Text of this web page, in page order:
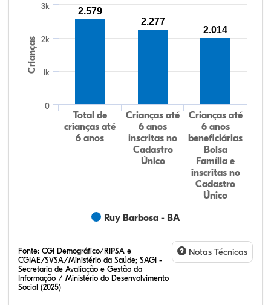
Crianças
Ruy Barbosa - BA
Total de
crianças até
6 anos
Crianças até
6 anos
inscritas no
Cadastro
Único
Crianças até
6 anos
beneficiárias
Bolsa
Família e
inscritas no
Cadastro
Único
0
1k
2k
3k
2.579
2.277
2.014
Fonte: CGI Demográfico/RIPSA e
CGIAE/SVSA/Ministério da Saúde; SAGI -
Secretaria de Avaliação e Gestão da
Informação / Ministério do Desenvolvimento
Social (2025)
Notas Técnicas